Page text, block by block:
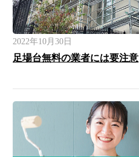
2022年10月30日
足場台無料の業者には要注意